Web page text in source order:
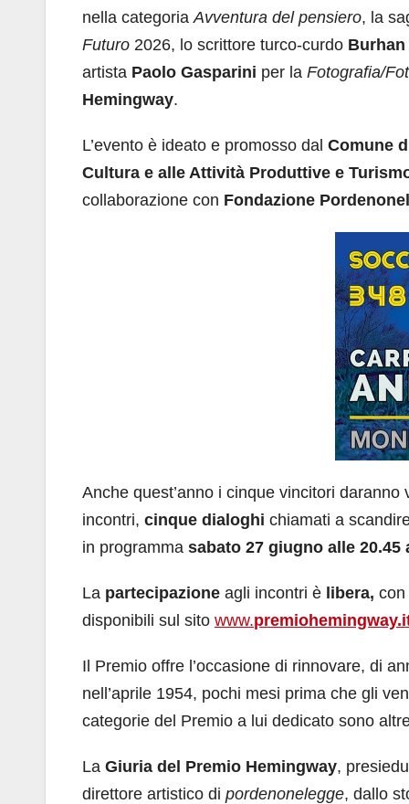
nella categoria Avventura del pensiero, la
Futuro 2026, lo scrittore turco-curdo Burhan
artista Paolo Gasparini per la Fotografia/
Hemingway.
L’evento è ideato e promosso dal Comune
Cultura e alle Attività Produttive e
collaborazione con Fondazione
Anche quest’anno i cinque vincitori daranno
incontri, cinque dialoghi chiamati a
in programma sabato 27 giugno alle
La partecipazione agli incontri è libera, con
disponibili sul sito www.
Il Premio offre l’occasione di rinnovare, di
nell’aprile 1954, pochi mesi prima che gli
categorie del Premio a lui dedicato sono
La Giuria del Premio Hemingway,
direttore artistico di pordenonelegge, dallo